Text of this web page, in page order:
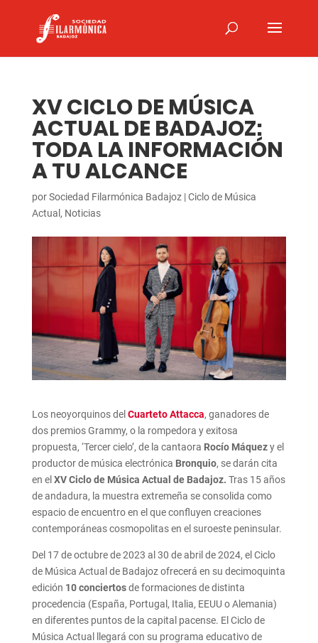
XV CICLO DE MÚSICA
ACTUAL DE BADAJOZ:
TODA LA INFORMACIÓN
A TU ALCANCE
porSociedad Filarmónica Badajoz|Ciclo de Música
Actual , Noticias
Los neoyorquinos delCuarteto Attacca, ganadores de
dos premios Grammy, o la rompedora y exitosa
propuesta, ‘Tercer cielo’, de la cantaora Rocío Máquezy el
productor de música electrónica Bronquio, se darán cita
en elXV Ciclo de Música Actual de Badajoz. Tras 15 años
de andadura, la muestra extremeña se consolida como
espacio de encuentro en el que confluyen creaciones
contemporáneas cosmopolitas en el suroeste peninsular.
Del 17 de octubre de 2023 al 30 de abril de 2024, el Ciclo
de Música Actual de Badajoz ofrecerá en su decimoquinta
edición 10 conciertosde formaciones de distinta
procedencia (España, Portugal, Italia, EEUU o Alemania)
en diferentes puntos de la capital pacense. El Ciclo de
Música Actual llegará con su programa educativo de